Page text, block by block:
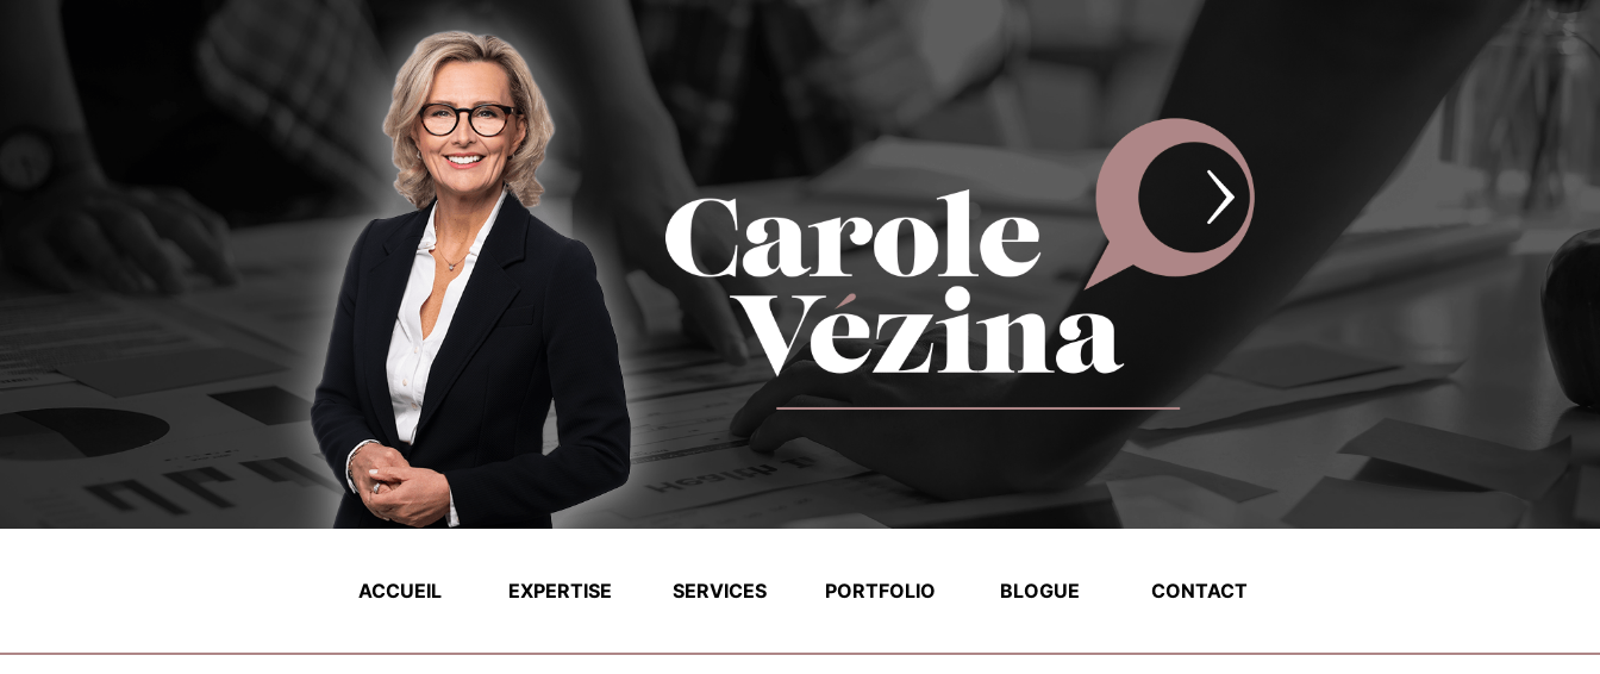
ACCUEIL EXPERTISE SERVICES PORTFOLIO BLOGUE CONTACT